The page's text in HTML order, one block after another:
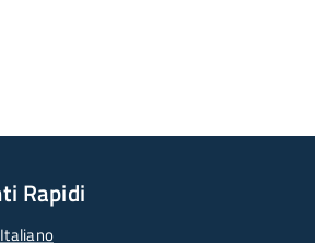
Rapidi